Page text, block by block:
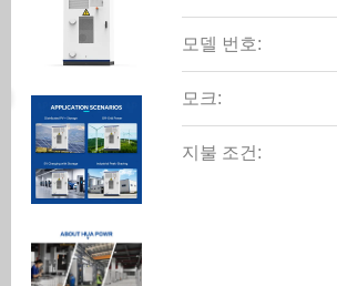
모델 번호:
모크:
지불 조건: